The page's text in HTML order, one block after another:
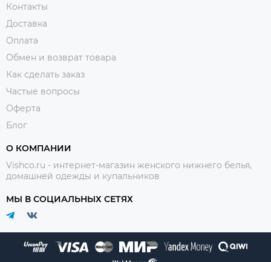
Контакты
Доставка
Оплата
Обмен и возврат товара
Как сделать заказ
Частые вопросы
Оферта
Блог
О КОМПАНИИ
Vishco.ru - интернет-магазин женского нижнего белья,
домашней одежды и купальников
МЫ В СОЦИАЛЬНЫХ СЕТЯХ